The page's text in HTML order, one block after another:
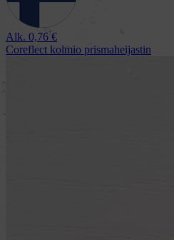
Alk. 0,76 €
Coreflect kolmio prismaheijastin